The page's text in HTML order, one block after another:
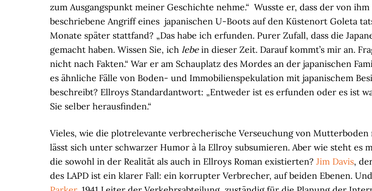
zum Ausgangspunkt meiner Geschichte nehme.“ Wusste er, dass der von
beschriebene Angriff eines japanischen U-Boots auf den Küstenort Goleta
Monate später stattfand? „Das habe ich erfunden. Purer Zufall, dass die
gemacht haben. Wissen Sie, ich lebein dieser Zeit. Darauf kommt’s mir an.
nicht nach Fakten.“ War er am Schauplatz des Mordes an der japanischen
es ähnliche Fälle von Boden- und Immobilienspekulation mit japanischem
beschreibt? Ellroys Standardantwort: „Entweder ist es erfunden oder es ist
Sie selber herausfinden.“
Vieles, wie die plotrelevante verbrecherische Verseuchung von
lässt sich unter schwarzer Humor à la Ellroy subsumieren. Aber wie steht es
die sowohl in der Realität als auch in Ellroys Roman existierten? Jim Davis,
des LAPD ist ein klarer Fall: ein korrupter Verbrecher, auf beiden Ebenen. Und